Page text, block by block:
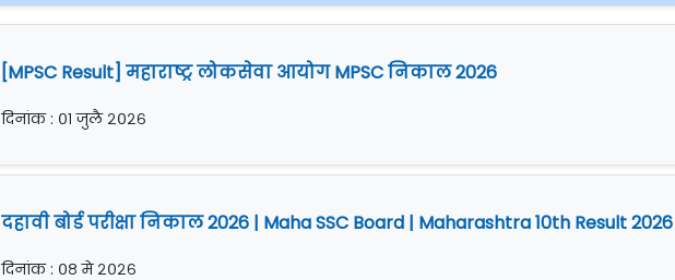
[MPSC Result] महाराष्ट्र लोकसेवा आयोग MPSC निकाल 2026
दिनांक : ०१ जुलै २०२६
दहावी बोर्ड परीक्षा निकाल 2026 | Maha SSC Board | Maharashtra 10th Result 2026
दिनांक : ०८ मे २०२६